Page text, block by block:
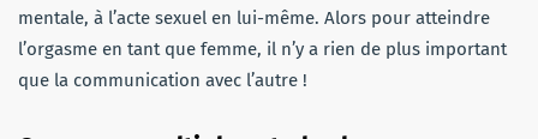
mentale, à l’acte sexuel en lui-même. Alors pour atteindre
l’orgasme en tant que femme, il n’y a rien de plus important
que la communication avec l’autre !